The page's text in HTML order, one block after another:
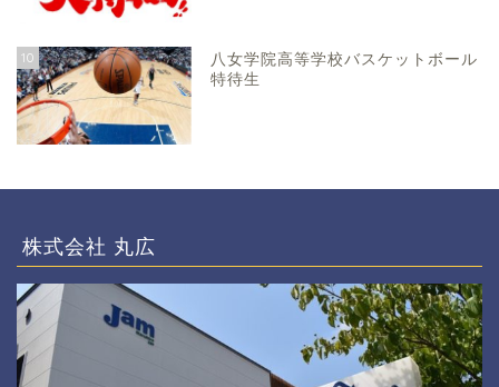
10
八女学院高等学校バスケットボール
特待生
株式会社 丸広